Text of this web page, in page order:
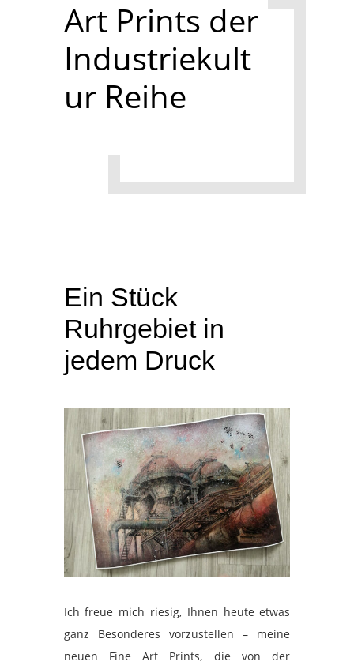
Art Prints der
Industriekult
ur Reihe
Ein Stück
Ruhrgebiet in
jedem Druck
Ich freue mich riesig, Ihnen heute etwas
ganz Besonderes vorzustellen – meine
neuen Fine Art Prints, die von der